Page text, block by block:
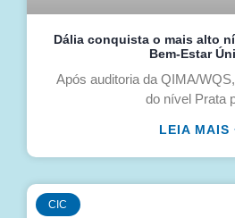
Dália conquista o mais alto
Bem-Estar
Após auditoria da QIMA/
do nível Prata
LEIA MAIS
CIC